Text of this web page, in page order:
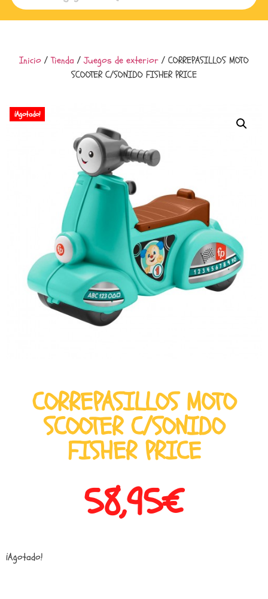
Inicio /Tienda /Juegos de exterior / CORREPASILLOS MOTO
SCOOTER C/SONIDO FISHER PRICE
¡Agotado!
CORREPASILLOS MOTO
SCOOTER C/SONIDO
FISHER PRICE
58,95€
¡Agotado!